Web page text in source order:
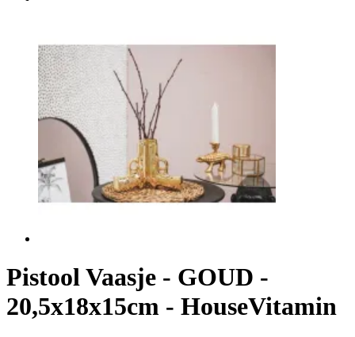
Pistool Vaasje - GOUD -
20,5x18x15cm - HouseVitamin